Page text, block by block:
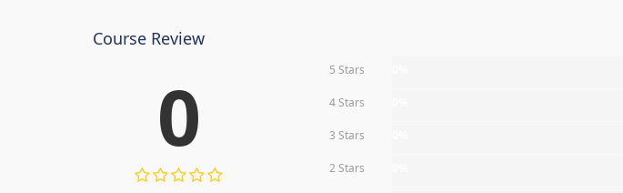
Course Review
0 5 Stars
4 Stars
3 Stars
2 Stars